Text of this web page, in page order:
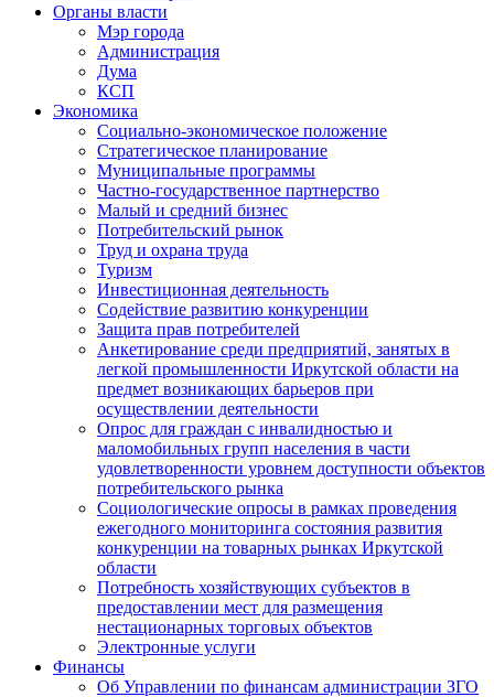
Органы власти
Мэр города
Администрация
Дума
КСП
Экономика
Социально-экономическое положение
Стратегическое планирование
Муниципальные программы
Частно-государственное партнерство
Малый и средний бизнес
Потребительский рынок
Труд и охрана труда
Туризм
Инвестиционная деятельность
Содействие развитию конкуренции
Защита прав потребителей
Анкетирование среди предприятий, занятых в
легкой промышленности Иркутской области на
предмет возникающих барьеров при
осуществлении деятельности
Опрос для граждан с инвалидностью и
маломобильных групп населения в части
удовлетворенности уровнем доступности объектов
потребительского рынка
Социологические опросы в рамках проведения
ежегодного мониторинга состояния развития
конкуренции на товарных рынках Иркутской
области
Потребность хозяйствующих субъектов в
предоставлении мест для размещения
нестационарных торговых объектов
Электронные услуги
Финансы
Об Управлении по финансам администрации ЗГО